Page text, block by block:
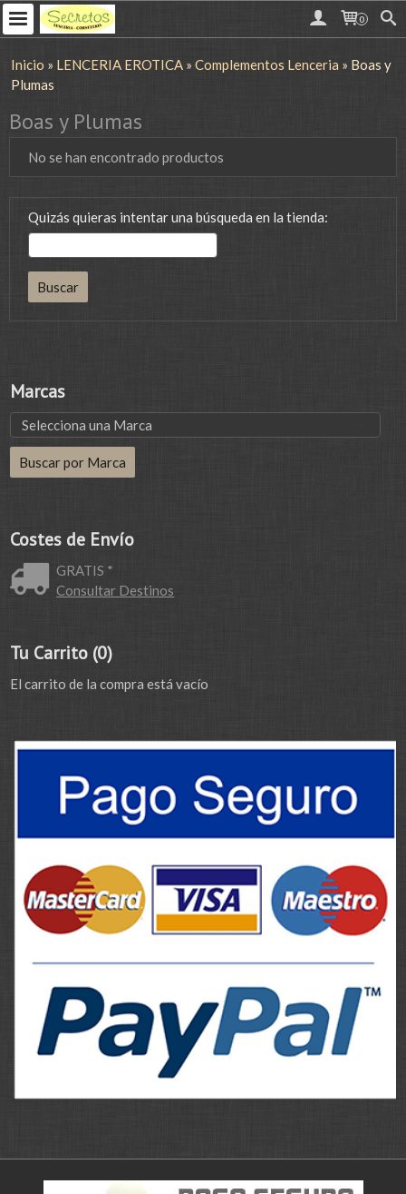
0
Marcas
Costes de Envío
GRATIS *
Consultar Destinos
Tu Carrito (0)
El carrito de la compra está vacío
Inicio » LENCERIA EROTICA » Complementos Lenceria » Boas y
Plumas
Boas y Plumas
No se han encontrado productos
Quizás quieras intentar una búsqueda en la tienda: